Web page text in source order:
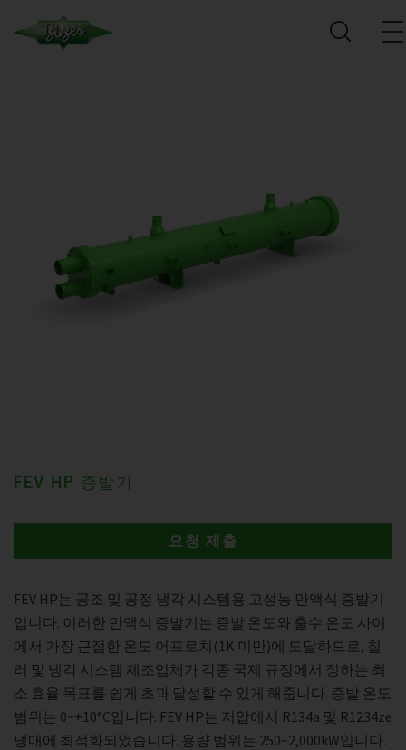
FEV HP 증발기
FEV HP는 공조 및 공정 냉각 시스템용 고성능 만액식 증발기
입니다. 이러한 만액식 증발기는 증발 온도와 출수 온도 사이
에서 가장 근접한 온도 어프로치(1K 미만)에 도달하므로, 칠
러 및 냉각 시스템 제조업체가 각종 국제 규정에서 정하는 최
소 효율 목표를 쉽게 초과 달성할 수 있게 해줍니다. 증발 온도
범위는 0~+10°C입니다. FEV HP는 저압에서 R134a 및 R1234ze
냉매에 최적화되었습니다. 용량 범위는 250~2,000kW입니다.
요청 제출